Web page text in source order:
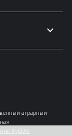
аграрный
КубГАУ